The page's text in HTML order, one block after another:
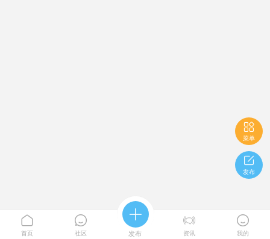

菜单

发布

首页

社区

发布

资讯

我的